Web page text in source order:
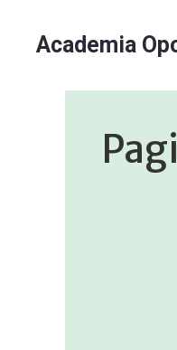
Academia